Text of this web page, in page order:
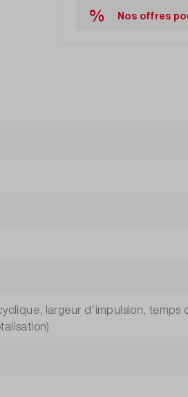
% Nos offres
largeur d'impulsion, temps